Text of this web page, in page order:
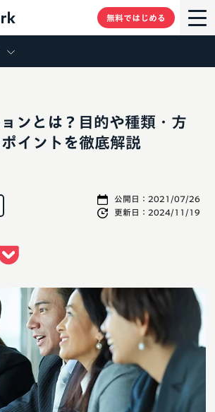
無料ではじめる
ンとは？目的や種類・方
イントを徹底解説
公開日： 2021/07/26
更新日： 2024/11/19